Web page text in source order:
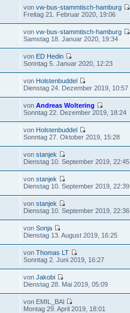
vonvw-bus-stammtisch-hamburg
Freitag 21. Februar 2020, 19:06
vonvw-bus-stammtisch-hamburg
Samstag 18. Januar 2020, 19:34
von ED Hedin
Sonntag 5. Januar 2020, 12:23
von Holstenbuddel
Dienstag 24. Dezember 2019, 10:57
vonAndreas Woltering
Sonntag 22. Dezember 2019, 18:24
von Holstenbuddel
Sonntag 27. Oktober 2019, 15:28
vonstanjek
Dienstag 10. September 2019, 22:45
vonstanjek
Dienstag 10. September 2019, 22:39
vonstanjek
Dienstag 10. September 2019, 22:36
vonSonja
Dienstag 13. August 2019, 16:25
vonThomas LT
Sonntag 2. Juni 2019, 16:27
vonJakobi
Dienstag 28. Mai 2019, 05:09
von EMIL_BAl
Montag 29. April 2019, 18:01